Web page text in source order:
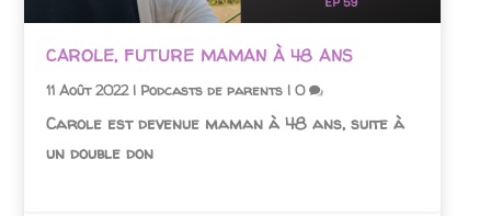
CAROLE, FUTURE MAMAN À 48 ANS
11 Août 2022| Podcasts de parents |0
Carole est devenue maman à 48 ans, suite à
un double don